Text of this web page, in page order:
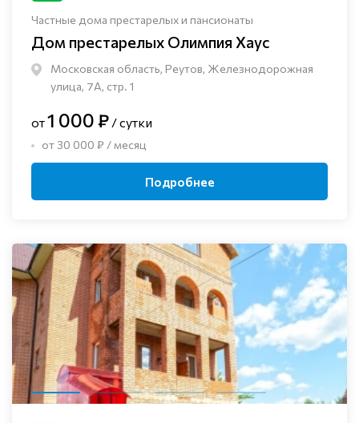
Частные дома престарелых и пансионаты
Дом престарелых Олимпия Хаус
Московская область, Реутов, Железнодорожная
улица, 7А, стр. 1
от1 000 ₽ / сутки
от 30 000 ₽ / месяц
Подробнее